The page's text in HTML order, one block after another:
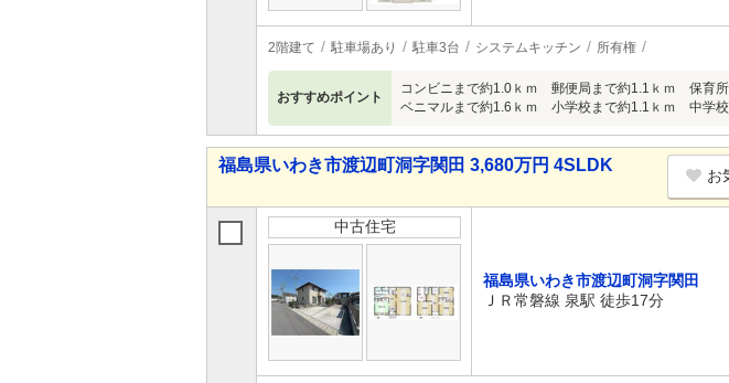
2階建て 駐車場あり 駐車3台 システムキッチン 所有権
おすすめポイント
コンビニまで約1.0ｋｍ 郵便局まで約1.1ｋｍ 保育
ベニマルまで約1.6ｋｍ 小学校まで約1.1ｋｍ 中学校
福島県いわき市渡辺町洞字関田 3,680万円 4SLDK
お
中古住宅
福島県いわき市渡辺町洞字関田
ＪＲ常磐線 泉駅 徒歩17分